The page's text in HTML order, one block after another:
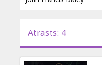
Pasākumi
Atrasts: 4